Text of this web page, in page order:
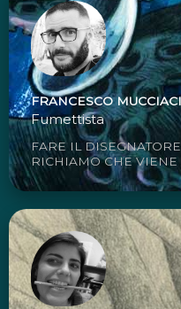
FRANCESCO
Fumettista
FARE IL
RICHIAMO CHE